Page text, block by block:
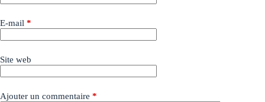
E-mail *
Site web
Ajouter un commentaire *